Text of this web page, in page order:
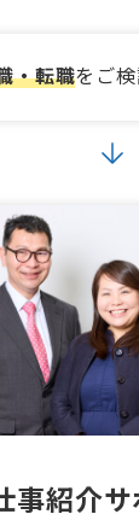
・転職をご検
事紹介サ